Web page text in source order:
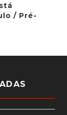
/ Pré-